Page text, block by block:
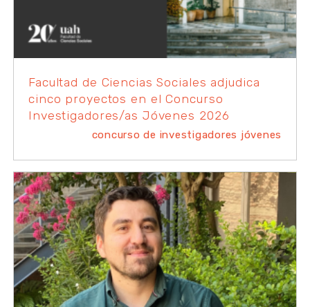
Facultad de Ciencias Sociales adjudica
cinco proyectos en el Concurso
Investigadores/as Jóvenes 2026
concurso de investigadores jóvenes